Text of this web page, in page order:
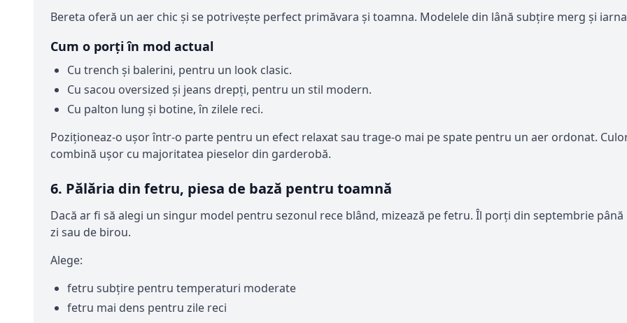
Bereta oferă un aer chic și se potrivește perfect primăvara și toamna. Modelele din lână subțire merg și
Cum o porți în mod actual
Cu trench și balerini, pentru un look clasic.
Cu sacou oversized și jeans drepți, pentru un stil modern.
Cu palton lung și botine, în zilele reci.
Poziționeaz-o ușor într-o parte pentru un efect relaxat sau trage-o mai pe spate pentru un aer ordonat.
combină ușor cu majoritatea pieselor din garderobă.
6. Pălăria din fetru, piesa de bază pentru toamnă
Dacă ar fi să alegi un singur model pentru sezonul rece blând, mizează pe fetru. Îl porți din septembrie
zi sau de birou.
Alege:
fetru subțire pentru temperaturi moderate
fetru mai dens pentru zile reci